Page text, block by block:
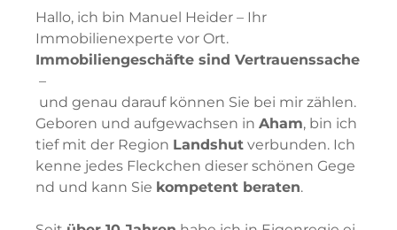
Hallo, ich bin Manuel Heider – Ihr
Immobilienexperte vor Ort.
Immobiliengeschäfte sind Vertrauenssache
–
und genau darauf können Sie bei mir zählen.
Geboren und aufgewachsen in Aham, bin ich
tief mit der Region Landshut verbunden. Ich
kenne jedes Fleckchen dieser schönen Gege
nd und kann Sie kompetent beraten.